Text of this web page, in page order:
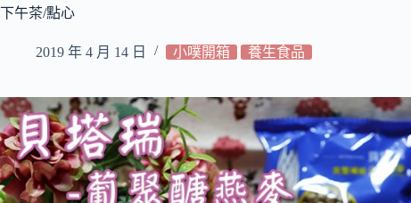
下午茶/點心
2019 年 4 月 14 日 小噗開箱 養生食品